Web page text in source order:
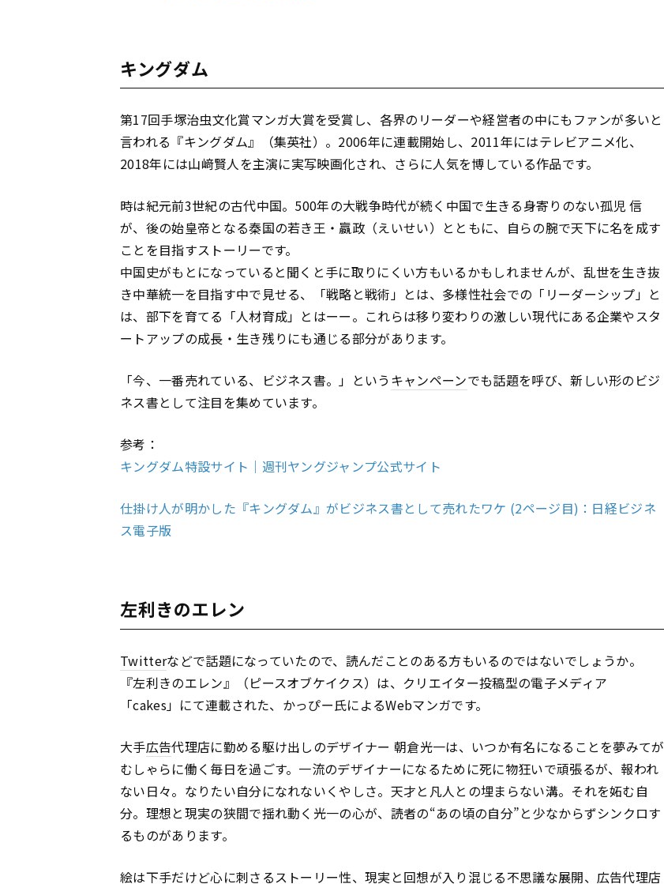
キングダム
第17回手塚治虫文化賞マンガ大賞を受賞し、各界のリーダーや経営者の中にもファンが多いと
言われる『キングダム』（集英社）。2006年に連載開始し、2011年にはテレビアニメ化、
2018年には山﨑賢人を主演に実写映画化され、さらに人気を博している作品です。
時は紀元前3世紀の古代中国。500年の大戦争時代が続く中国で生きる身寄りのない孤児 信
が、後の始皇帝となる秦国の若き王・嬴政（えいせい）とともに、自らの腕で天下に名を成す
ことを目指すストーリーです。
中国史がもとになっていると聞くと手に取りにくい方もいるかもしれませんが、乱世を生き抜
き中華統一を目指す中で見せる、「戦略と戦術」とは、多様性社会での「リーダーシップ」と
は、部下を育てる「人材育成」とはーー。これらは移り変わりの激しい現代にある企業やスタ
ートアップの成長・生き残りにも通じる部分があります。
「今、一番売れている、ビジネス書。」という キャンペーンでも話題を呼び、新しい形のビジ
ネス書として注目を集めています。
参考：
キングダム特設サイト｜週刊ヤングジャンプ公式サイト
仕掛け人が明かした『キングダム』がビジネス書として売れたワケ (2ページ目)：日経ビジネ
ス電子版
左利きのエレン
Twitterなどで話題になっていたので、読んだことのある方もいるのではないでしょうか。
『左利きのエレン』（ピースオブケイクス）は、クリエイター投稿型の電子メディア
「cakes」にて連載された、かっぴー氏によるWebマンガです。
大手広告代理店に勤める駆け出しのデザイナー 朝倉光一は、いつか有名になることを夢みてが
むしゃらに働く毎日を過ごす。一流のデザイナーになるために死に物狂いで頑張るが、報われ
ない日々。なりたい自分になれないくやしさ。天才と凡人との埋まらない溝。それを妬む自
分。理想と現実の狭間で揺れ動く光一の心が、読者の“あの頃の自分”と少なからずシンクロす
るものがあります。
絵は下手だけど心に刺さるストーリー性、現実と回想が入り混じる不思議な展開、 広告代理店